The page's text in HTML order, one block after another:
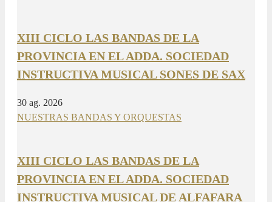
XIII CICLO LAS BANDAS DE LA
PROVINCIA EN EL ADDA. SOCIEDAD
INSTRUCTIVA MUSICAL SONES DE SAX
30 ag. 2026
NUESTRAS BANDAS Y ORQUESTAS
XIII CICLO LAS BANDAS DE LA
PROVINCIA EN EL ADDA. SOCIEDAD
INSTRUCTIVA MUSICAL DE ALFAFARA